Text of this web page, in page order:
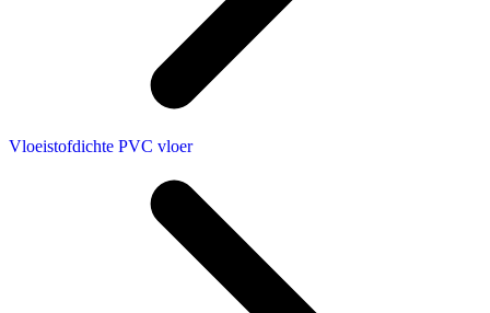
Vloeistofdichte PVC vloer